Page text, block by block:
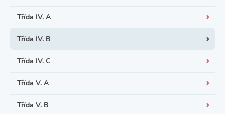
Třída IV. A
Třída IV. B
Třída IV. C
Třída V. A
Třída V. B